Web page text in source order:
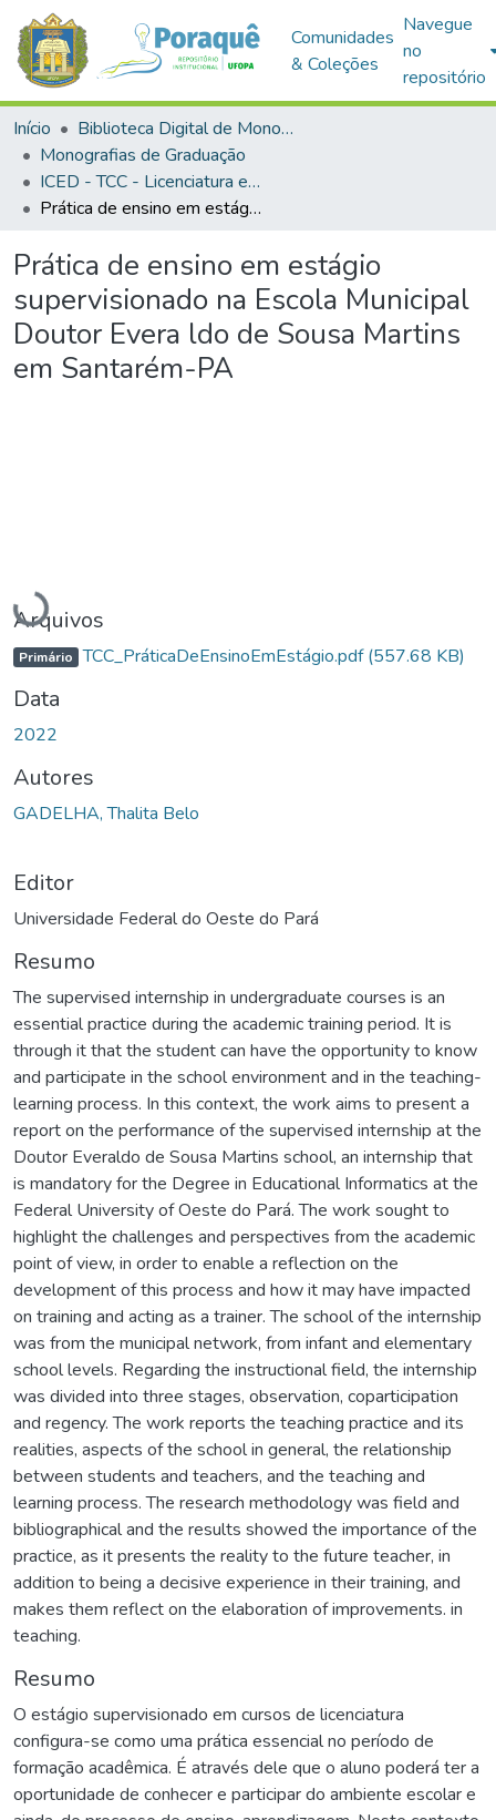
Comunidades
& Coleções
Navegue
no
repositório
Início
Biblioteca Digital de Monografias (BDM)
Monografias de Graduação
ICED - TCC - Licenciatura em Informática Educacional
Prática de ensino em estágio supervisionado na Escola Municipal Doutor Evera ldo de Sousa Martins em Santarém-PA
Prática de ensino em estágio
supervisionado na Escola Municipal
Doutor Evera ldo de Sousa Martins
em Santarém-PA
Carregando...
Arquivos
Primário TCC_PráticaDeEnsinoEmEstágio.pdf(557.68 KB)
Data
2022
Autores
GADELHA, Thalita Belo
Editor
Universidade Federal do Oeste do Pará
Resumo
The supervised internship in undergraduate courses is an
essential practice during the academic training period. It is
through it that the student can have the opportunity to know
and participate in the school environment and in the teaching-
learning process. In this context, the work aims to present a
report on the performance of the supervised internship at the
Doutor Everaldo de Sousa Martins school, an internship that
is mandatory for the Degree in Educational Informatics at the
Federal University of Oeste do Pará. The work sought to
highlight the challenges and perspectives from the academic
point of view, in order to enable a reflection on the
development of this process and how it may have impacted
on training and acting as a trainer. The school of the internship
was from the municipal network, from infant and elementary
school levels. Regarding the instructional field, the internship
was divided into three stages, observation, coparticipation
and regency. The work reports the teaching practice and its
realities, aspects of the school in general, the relationship
between students and teachers, and the teaching and
learning process. The research methodology was field and
bibliographical and the results showed the importance of the
practice, as it presents the reality to the future teacher, in
addition to being a decisive experience in their training, and
makes them reflect on the elaboration of improvements. in
teaching.
Resumo
O estágio supervisionado em cursos de licenciatura
configura-se como uma prática essencial no período de
formação acadêmica. É através dele que o aluno poderá ter a
oportunidade de conhecer e participar do ambiente escolar e